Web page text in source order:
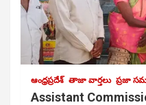
ఆంధ్రప్రదేశ్ తాజా వార్తలు ప్రజా
Assistant